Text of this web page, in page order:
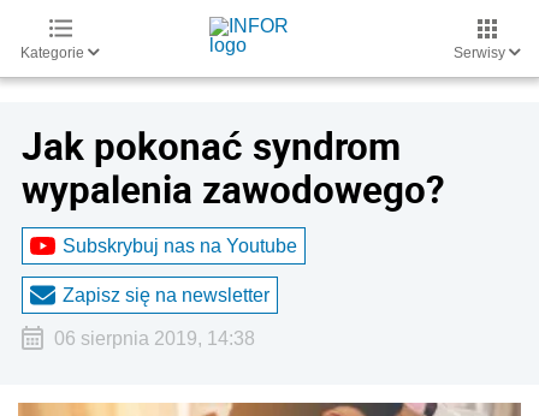
Kategorie Serwisy
Jak pokonać syndrom
wypalenia zawodowego?
Subskrybuj nas na Youtube
Zapisz się na newsletter
06 sierpnia 2019, 14:38